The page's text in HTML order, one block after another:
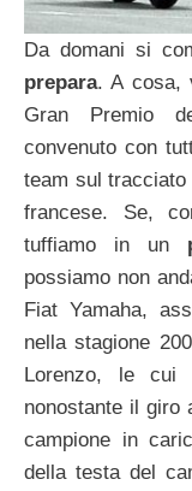
Da domani si
prepara. A cosa,
Gran Premio
convenuto con
team sul
francese. Se,
tuffiamo in un
possiamo non
Fiat Yamaha,
nella stagione
Lorenzo, le cui
nonostante il giro
campione in
della testa del